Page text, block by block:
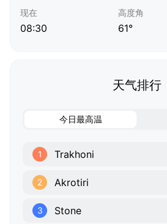
现在
08:30
高度角
61°
天气排行
今日最高温
1 Trakhoni
2 Akrotiri
3 Stone